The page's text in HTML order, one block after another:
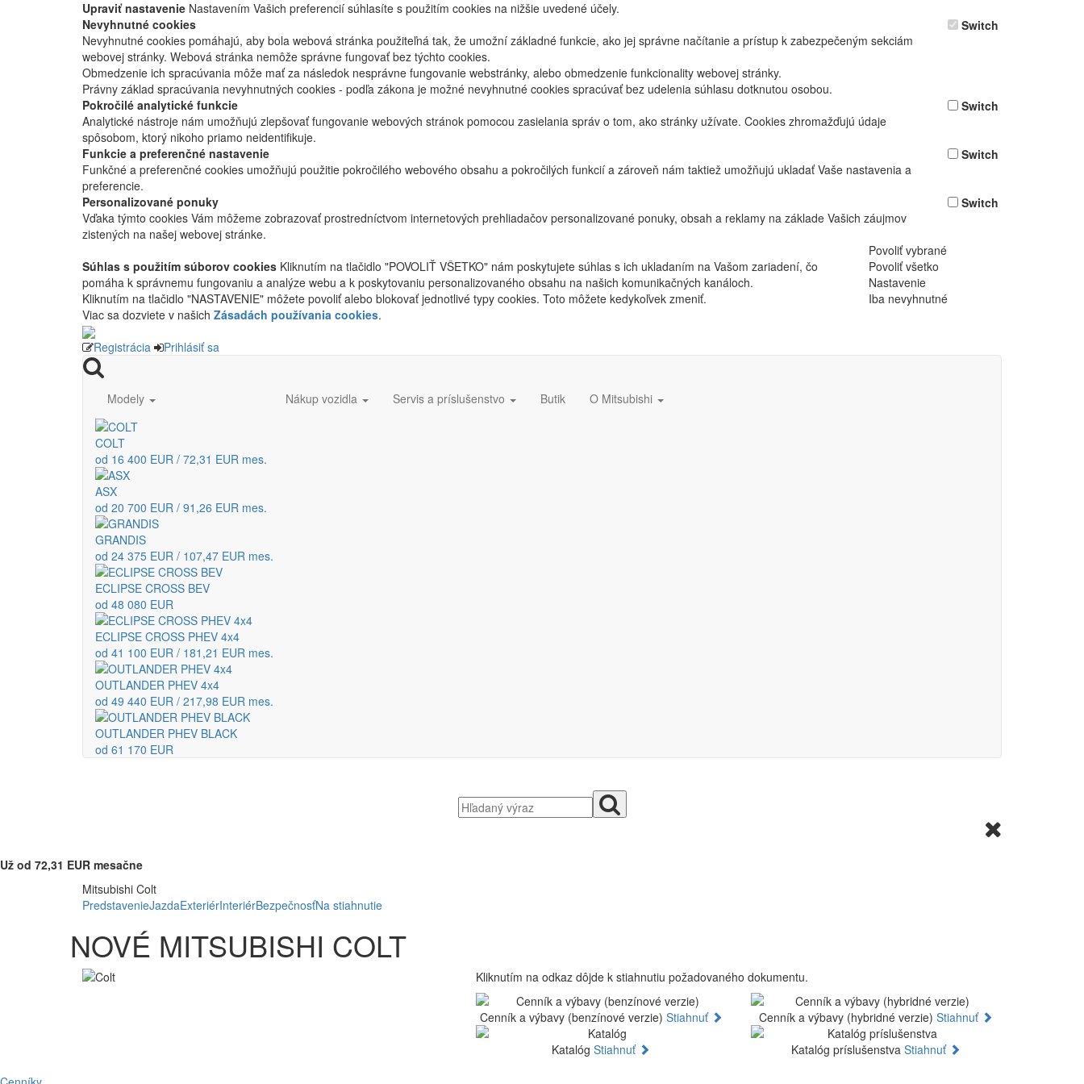
Upraviť nastavenie Nastavením Vašich preferencií súhlasíte s použitím cookies na nižšie uvedené účely.
Nevyhnutné cookies
Nevyhnutné cookies pomáhajú, aby bola webová stránka použiteľná tak, že umožní základné funkcie, ako jej správne načítanie a prístup k zabezpečeným sekciám
webovej stránky. Webová stránka nemôže správne fungovať bez týchto cookies.
Obmedzenie ich spracúvania môže mať za následok nesprávne fungovanie webstránky, alebo obmedzenie funkcionality webovej stránky.
Právny základ spracúvania nevyhnutných cookies - podľa zákona je možné nevyhnutné cookies spracúvať bez udelenia súhlasu dotknutou osobou.
Switch
Pokročilé analytické funkcie
Analytické nástroje nám umožňujú zlepšovať fungovanie webových stránok pomocou zasielania správ o tom, ako stránky užívate. Cookies zhromažďujú údaje
spôsobom, ktorý nikoho priamo neidentifikuje.
Switch
Funkcie a preferenčné nastavenie
Funkčné a preferenčné cookies umožňujú použitie pokročilého webového obsahu a pokročilých funkcií a zároveň nám taktiež umožňujú ukladať Vaše nastavenia a
preferencie.
Switch
Personalizované ponuky
Vďaka týmto cookies Vám môžeme zobrazovať prostredníctvom internetových prehliadačov personalizované ponuky, obsah a reklamy na základe Vašich záujmov
zistených na našej webovej stránke.
Switch
Povoliť vybrané
Súhlas s použitím súborov cookies Kliknutím na tlačidlo "POVOLIŤ VŠETKO" nám poskytujete súhlas s ich ukladaním na Vašom zariadení, čo
pomáha k správnemu fungovaniu a analýze webu a k poskytovaniu personalizovaného obsahu na našich komunikačných kanáloch.
Kliknutím na tlačidlo "NASTAVENIE" môžete povoliť alebo blokovať jednotlivé typy cookies. Toto môžete kedykoľvek zmeniť.
Viac sa dozviete v našich Zásadách používania cookies.
Povoliť všetko
Nastavenie
Iba nevyhnutné
Registrácia Prihlásiť sa
Modely
COLT
od 16 400 EUR / 72,31 EUR mes.
ASX
od 20 700 EUR / 91,26 EUR mes.
GRANDIS
od 24 375 EUR / 107,47 EUR mes.
ECLIPSE CROSS BEV
od 48 080 EUR
ECLIPSE CROSS PHEV 4x4
od 41 100 EUR / 181,21 EUR mes.
OUTLANDER PHEV 4x4
od 49 440 EUR / 217,98 EUR mes.
OUTLANDER PHEV BLACK
od 61 170 EUR
Nákup vozidla Servis a príslušenstvo Butik O Mitsubishi
Už od 72,31 EUR mesačne
Mitsubishi Colt
PredstavenieJazdaExteriérInteriérBezpečnosťNa stiahnutie
NOVÉ MITSUBISHI COLT
Kliknutím na odkaz dôjde k stiahnutiu požadovaného dokumentu.
Cenník a výbavy (benzínové verzie) Stiahnuť Cenník a výbavy (hybridné verzie)Stiahnuť
KatalógStiahnuť Katalóg príslušenstvaStiahnuť